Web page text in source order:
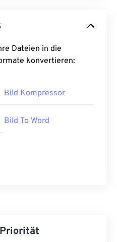
Dateien in die
konvertieren:
Bild Kompressor
Bild To Word